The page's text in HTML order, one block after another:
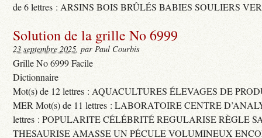
de 6 lettres : ARSINS BOIS BRÛLÉS BABIES SOULIERS
Solution de la grille No 6999
23 septembre 2025, par Paul Courbis
Grille No 6999 Facile
Dictionnaire
Mot(s) de 12 lettres : AQUACULTURES ÉLEVAGES DE
MER Mot(s) de 11 lettres : LABORATOIRE CENTRE
lettres : POPULARITE CÉLÉBRITÉ REGULARISE RÈGLE
THESAURISE AMASSE UN PÉCULE VOLUMINEUX